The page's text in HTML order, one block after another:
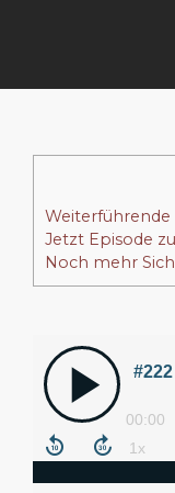
Weiterführende
Jetzt Episode
Noch mehr